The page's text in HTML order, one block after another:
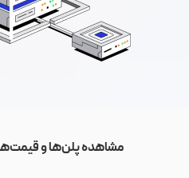
مشاهده پلن‌ها و